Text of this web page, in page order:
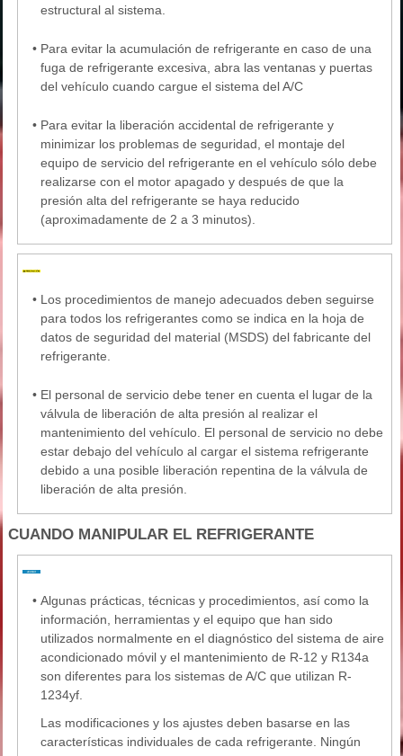
estructural al sistema.
• Para evitar la acumulación de refrigerante en caso de una
fuga de refrigerante excesiva, abra las ventanas y puertas
del vehículo cuando cargue el sistema del A/C
• Para evitar la liberación accidental de refrigerante y
minimizar los problemas de seguridad, el montaje del
equipo de servicio del refrigerante en el vehículo sólo debe
realizarse con el motor apagado y después de que la
presión alta del refrigerante se haya reducido
(aproximadamente de 2 a 3 minutos).
• Los procedimientos de manejo adecuados deben seguirse
para todos los refrigerantes como se indica en la hoja de
datos de seguridad del material (MSDS) del fabricante del
refrigerante.
• El personal de servicio debe tener en cuenta el lugar de la
válvula de liberación de alta presión al realizar el
mantenimiento del vehículo. El personal de servicio no debe
estar debajo del vehículo al cargar el sistema refrigerante
debido a una posible liberación repentina de la válvula de
liberación de alta presión.
CUANDO MANIPULAR EL REFRIGERANTE
• Algunas prácticas, técnicas y procedimientos, así como la
información, herramientas y el equipo que han sido
utilizados normalmente en el diagnóstico del sistema de aire
acondicionado móvil y el mantenimiento de R-12 y R134a
son diferentes para los sistemas de A/C que utilizan R-
1234yf.
Las modificaciones y los ajustes deben basarse en las
características individuales de cada refrigerante. Ningún